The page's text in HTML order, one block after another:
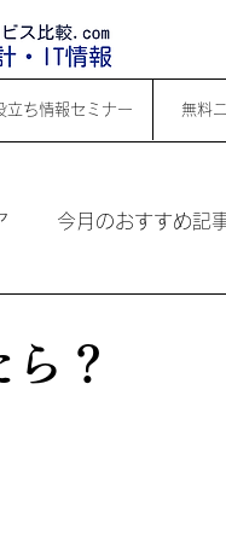
立ち情報セミナー 無料
今月のおすすめ記
？